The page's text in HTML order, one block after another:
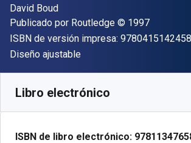
Autor(es)
David Boud
Editorial
Publicado por Routledge Copyright
© 1997
ISBN de versión impresa: 9780415142458
Formato
Diseño ajustable
Libro electrónico
ISBN de libro electrónico: